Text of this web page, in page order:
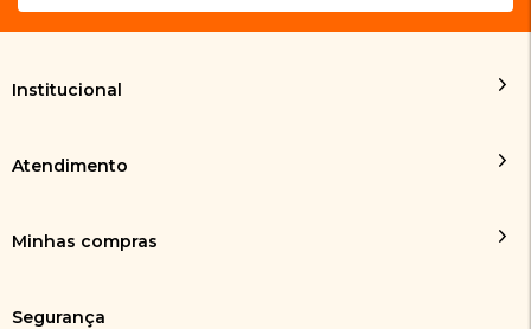
Institucional
Atendimento
Minhas compras
Segurança